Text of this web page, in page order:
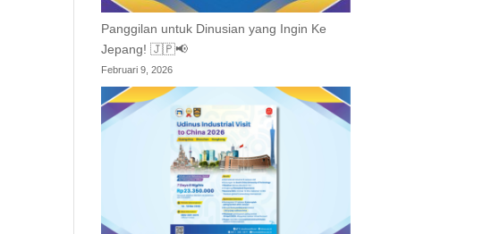
Panggilan untuk Dinusian yang Ingin Ke
Jepang! 🇯🇵📢
Februari 9, 2026